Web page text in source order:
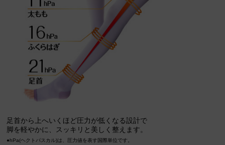
足首から上へいくほど圧力が低くなる設計で
脚を軽やかに、スッキリと美しく整えます。
●hPa(ヘクトパスカル)は、圧力値を表す国際単位です。